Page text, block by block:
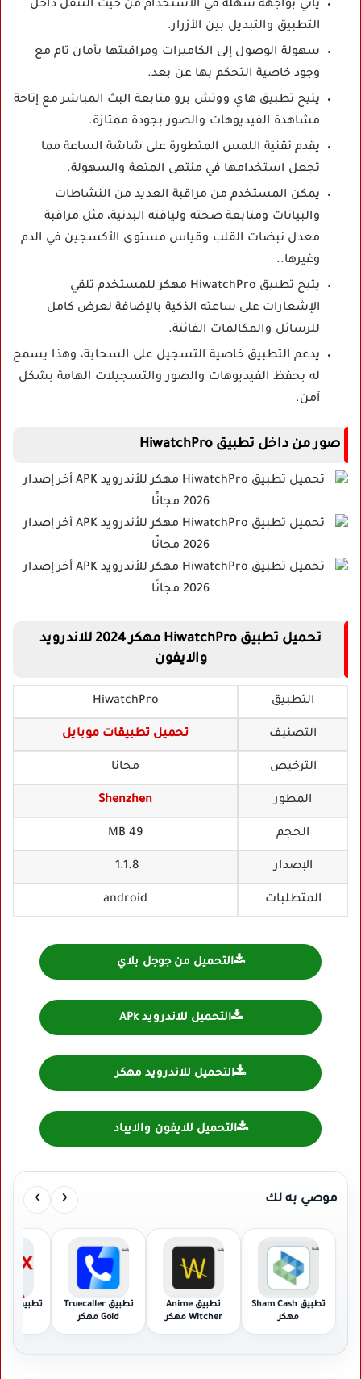
يأتي بواجهة سهلة في الاستخدام من حيث التنقل داخل
التطبيق والتبديل بين الأزرار.
سهولة الوصول إلى الكاميرات ومراقبتها بأمان تام مع
وجود خاصية التحكم بها عن بعد.
يتيح تطبيق هاي ووتش برو متابعة البث المباشر مع إتاحة
مشاهدة الفيديوهات والصور بجودة ممتازة.
يقدم تقنية اللمس المتطورة على شاشة الساعة مما
تجعل استخدامها في منتهى المتعة والسهولة.
يمكن المستخدم من مراقبة العديد من النشاطات
والبيانات ومتابعة صحته ولياقته البدنية، مثل مراقبة
معدل نبضات القلب وقياس مستوى الأكسجين في الدم
وغيرها..
يتيح تطبيق HiwatchPro مهكر للمستخدم تلقي
الإشعارات على ساعته الذكية بالإضافة لعرض كامل
للرسائل والمكالمات الفائتة.
يدعم التطبيق خاصية التسجيل على السحابة، وهذا يسمح
له بحفظ الفيديوهات والصور والتسجيلات الهامة بشكل
آمن.
صور من داخل تطبيق HiwatchPro
تحميل تطبيق HiwatchPro مهكر 2024 للاندرويد
والايفون
التطبيق HiwatchPro
التصنيف تحميل تطبيقات موبايل
الترخيص مجانا
المطور Shenzhen
الحجم 49 MB
الإصدار 1.1.8
المتطلبات android
التحميل من جوجل بلاي
التحميل للاندرويد APk
التحميل للاندرويد مهكر
التحميل للايفون والايباد
موصي به لك ‹
›
تطبيق Sham Cash
مهكر
تطبيق Anime
Witcher مهكر
تطبيق Truecaller
Gold مهكر
تطبيق FFH4X مهكر